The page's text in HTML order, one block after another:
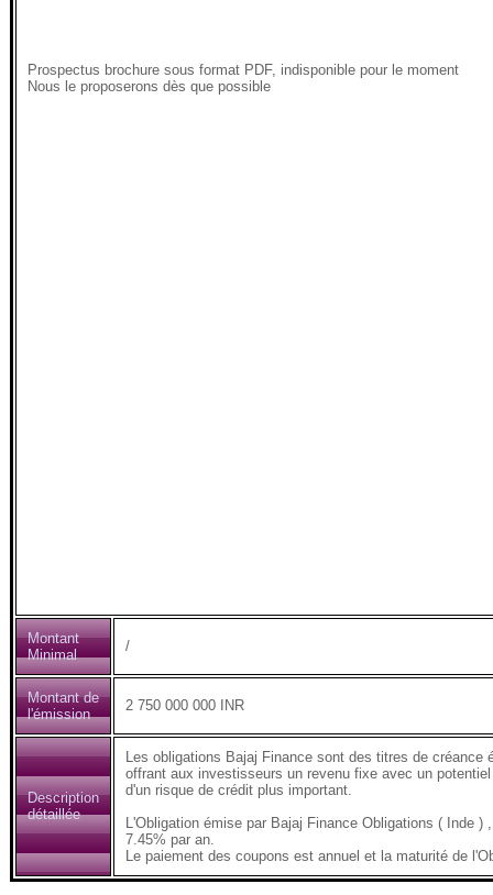
Prospectus brochure sous format PDF, indisponible pour le moment
Nous le proposerons dès que possible
Montant
Minimal
/
Montant de
l'émission
2 750 000 000 INR
Description
détaillée
Les obligations Bajaj Finance sont des titres de
offrant aux investisseurs un revenu fixe avec un
d'un risque de crédit plus important.
L'Obligation émise par Bajaj Finance Obligations ( Inde
7.45% par an.
Le paiement des coupons est annuel et la maturité de